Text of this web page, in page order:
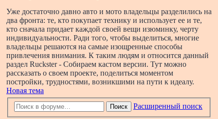
Уже достаточно давно авто и мото владельцы разделились на
два фронта: те, кто покупает технику и использует ее и те,
кто сначала придает каждой своей вещи изюминку, черту
индивидуальности. Ради того, чтобы выделиться, многие
владельцы решаются на самые изощренные способы
привлечения внимания. К таким людям и относится данный
раздел Ruckster - Собираем кастом версии. Тут можно
рассказать о своем проекте, поделиться моментом
постройки, трудностями, возникшими на пути к идеалу.
Новая тема
Поиск Расширенный поиск